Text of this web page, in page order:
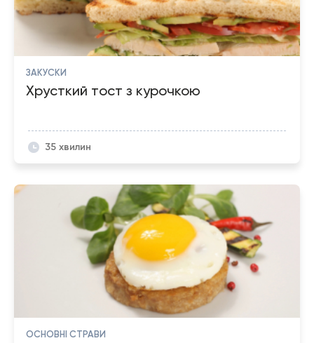
ЗАКУСКИ
Хрусткий тост з курочкою
35 хвилин
ОСНОВНІ СТРАВИ